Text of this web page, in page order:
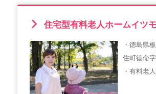
住宅型有料老人ホームイツ
・徳島県
住町徳命
・有料老